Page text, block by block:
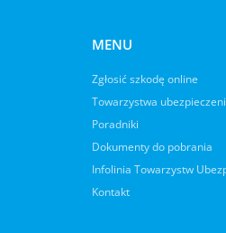
MENU
Zgłosić szkodę online
Towarzystwa
Poradniki
Dokumenty do pobrania
Infolinia Towarzystw
Kontakt